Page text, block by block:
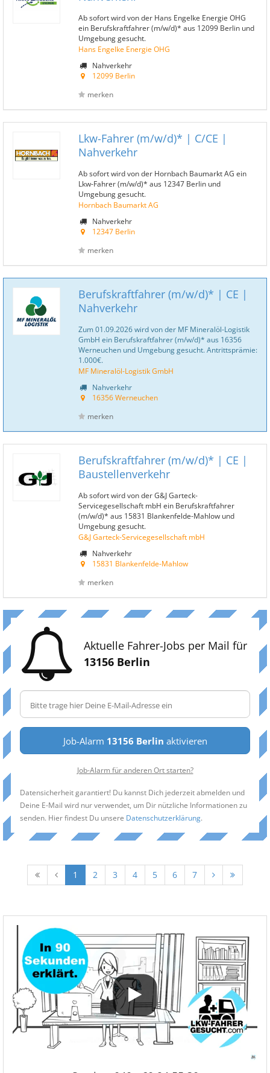
Ab sofort wird von der Hans Engelke Energie OHG
ein Berufskraftfahrer (m/w/d)* aus 12099 Berlin und
Umgebung gesucht.
Hans Engelke Energie OHG
Nahverkehr
12099 Berlin
merken
Lkw-Fahrer (m/w/d)* | C/CE |
Nahverkehr
Ab sofort wird von der Hornbach Baumarkt AG ein
Lkw-Fahrer (m/w/d)* aus 12347 Berlin und
Umgebung gesucht.
Hornbach Baumarkt AG
Nahverkehr
12347 Berlin
merken
Berufskraftfahrer (m/w/d)* | CE |
Nahverkehr
Zum 01.09.2026 wird von der MF Mineralöl-Logistik
GmbH ein Berufskraftfahrer (m/w/d)* aus 16356
Werneuchen und Umgebung gesucht. Antrittsprämie:
1.000€.
MF Mineralöl-Logistik GmbH
Nahverkehr
16356 Werneuchen
merken
Berufskraftfahrer (m/w/d)* | CE |
Baustellenverkehr
Ab sofort wird von der G&J Garteck-
Servicegesellschaft mbH ein Berufskraftfahrer
(m/w/d)* aus 15831 Blankenfelde-Mahlow und
Umgebung gesucht.
G&J Garteck-Servicegesellschaft mbH
Nahverkehr
15831 Blankenfelde-Mahlow
merken
Aktuelle Fahrer-Jobs per Mail für
13156 Berlin
Job-Alarm 13156 Berlin aktivieren
Job-Alarm für anderen Ort starten?
Datensicherheit garantiert! Du kannst Dich jederzeit abmelden und
Deine E-Mail wird nur verwendet, um Dir nützliche Informationen zu
senden. Hier findest Du unsere Datenschutzerklärung.
1 2 3 4 5 6 7